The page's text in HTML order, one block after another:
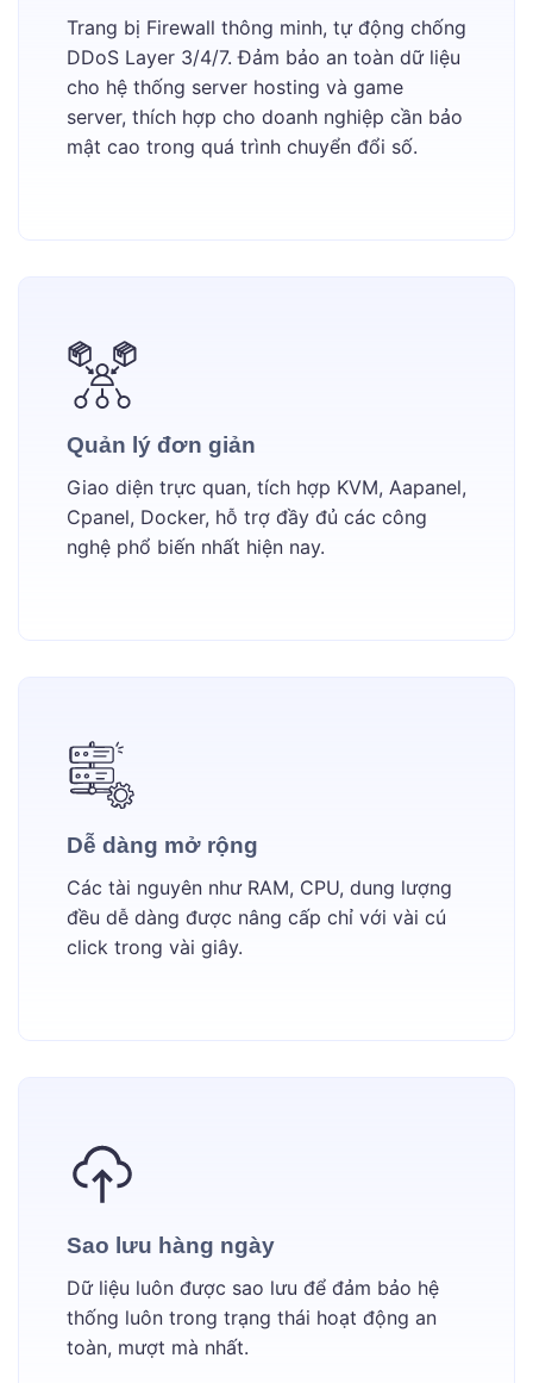
Trang bị Firewall thông minh, tự động chống
DDoS Layer 3/4/7. Đảm bảo an toàn dữ liệu
cho hệ thống server hosting và game
server, thích hợp cho doanh nghiệp cần bảo
mật cao trong quá trình chuyển đổi số.
Quản lý đơn giản
Giao diện trực quan, tích hợp KVM, Aapanel,
Cpanel, Docker, hỗ trợ đầy đủ các công
nghệ phổ biến nhất hiện nay.
Dễ dàng mở rộng
Các tài nguyên như RAM, CPU, dung lượng
đều dễ dàng được nâng cấp chỉ với vài cú
click trong vài giây.
Sao lưu hàng ngày
Dữ liệu luôn được sao lưu để đảm bảo hệ
thống luôn trong trạng thái hoạt động an
toàn, mượt mà nhất.